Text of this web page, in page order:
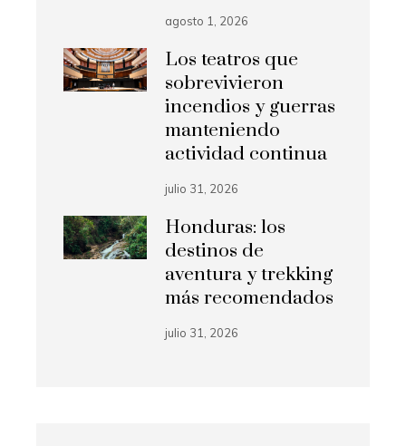
agosto 1, 2026
Los teatros que
sobrevivieron
incendios y guerras
manteniendo
actividad continua
julio 31, 2026
Honduras: los
destinos de
aventura y trekking
más recomendados
julio 31, 2026